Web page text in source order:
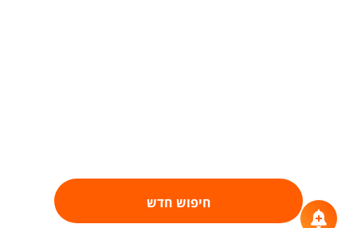
חיפוש חדש